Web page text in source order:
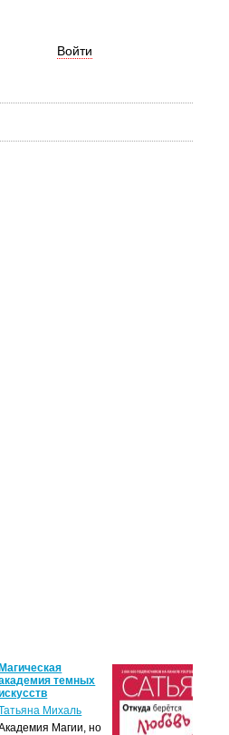
Войти
Магическая
темных
Михаль
Магии, но